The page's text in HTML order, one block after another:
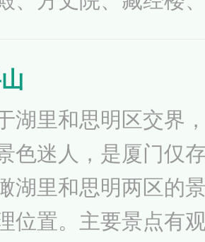
格具有重要意义。
寺的镇寺之宝。
湖里和思明区交界
色迷人，是厦门仅
湖里和思明两区的
位置。主要景点有